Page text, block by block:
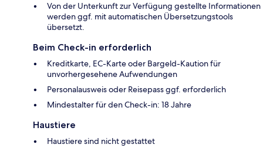
Von der Unterkunft zur Verfügung gestellte Informationen
werden ggf. mit automatischen Übersetzungstools
übersetzt.
Beim Check-in erforderlich
Kreditkarte, EC-Karte oder Bargeld-Kaution für
unvorhergesehene Aufwendungen
Personalausweis oder Reisepass ggf. erforderlich
Mindestalter für den Check-in: 18 Jahre
Haustiere
Haustiere sind nicht gestattet